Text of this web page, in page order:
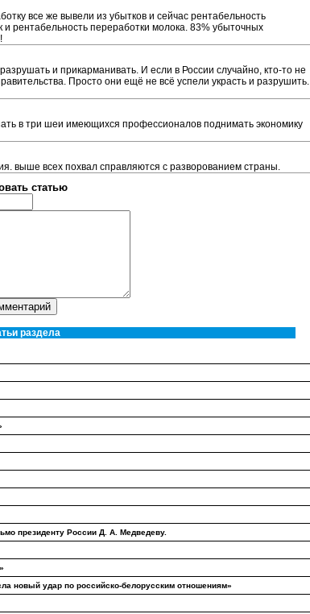
все же вывели из убытков и сейчас рентабельность
рентабельность переработки молока. 83% убыточных
и прикарманивать. И если в России случайно, кто-то не
Просто они ещё не всё успели украсть и разрушить.
в три шеи имеющихся профессионалов поднимать экономику
выше всех похвал справляются с разворованием страны.
статью
раздела
президенту России Д. А. Медведеву.
новый удар по российско-белорусским отношениям»